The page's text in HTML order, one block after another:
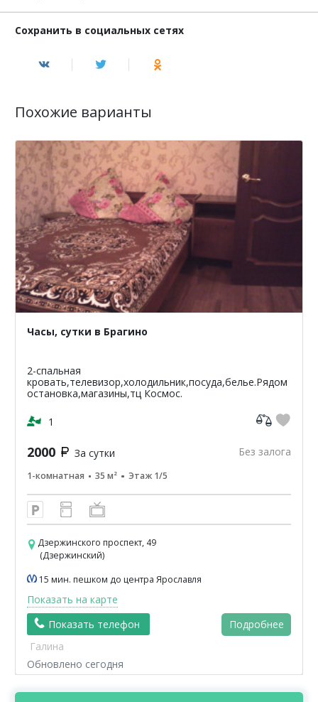
Сохранить в социальных сетях
Похожие варианты
Часы, сутки в Брагино
2-спальная
кровать,телевизор,холодильник,посуда,белье.Рядом
остановка,магазины,тц Космос.
1
2000 За сутки Без залога
1-комнатная 35 м² Этаж 1/5
Дзержинского проспект, 49
(Дзержинский)
15 мин. пешком до центра Ярославля
Показать на карте
Показать телефон
Подробнее
Галина
Обновлено сегодня